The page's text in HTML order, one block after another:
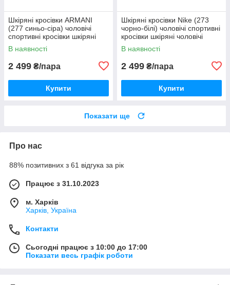
Шкіряні кросівки ARMANI
(277 синьо-сіра) чоловічі
спортивні кросівки шкіряні
чоловічі
В наявності
2 499 ₴/пара
Купити
Шкіряні кросівки Nike (273
чорно-білі) чоловічі спортивні
кросівки шкіряні чоловічі
В наявності
2 499 ₴/пара
Купити
Показати ще
Про нас
88% позитивних з 61 відгука за рік
Працює з 31.10.2023
м. Харків
Харків, Україна
Контакти
Сьогодні працює з 10:00 до 17:00
Показати весь графік роботи